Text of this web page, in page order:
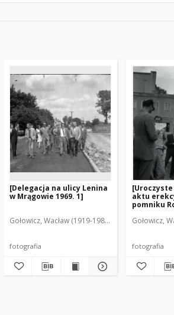
[Delegacja na ulicy Lenina
w Mrągowie 1969. 1]
Gołowicz, Wacław (1919-1983). Fot.
fotografia
aktu
pomniku
Gołowicz,
fotografia